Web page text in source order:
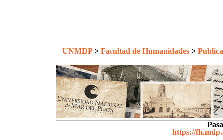
UNMDP>Facultad de Humanidades >
https://